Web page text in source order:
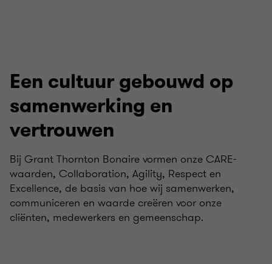
Een cultuur gebouwd op
samenwerking en
vertrouwen
Bij Grant Thornton Bonaire vormen onze CARE-
waarden, Collaboration, Agility, Respect en
Excellence, de basis van hoe wij samenwerken,
communiceren en waarde creëren voor onze
cliënten, medewerkers en gemeenschap.